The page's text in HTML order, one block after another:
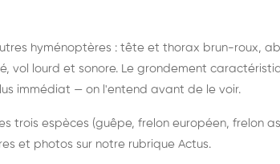
hyménoptères : tête et thorax brun-roux,
vol lourd et sonore. Le grondement
immédiat — on l'entend avant de le voir.
trois espèces (guêpe, frelon européen, frelon
et photos sur notre rubrique Actus.